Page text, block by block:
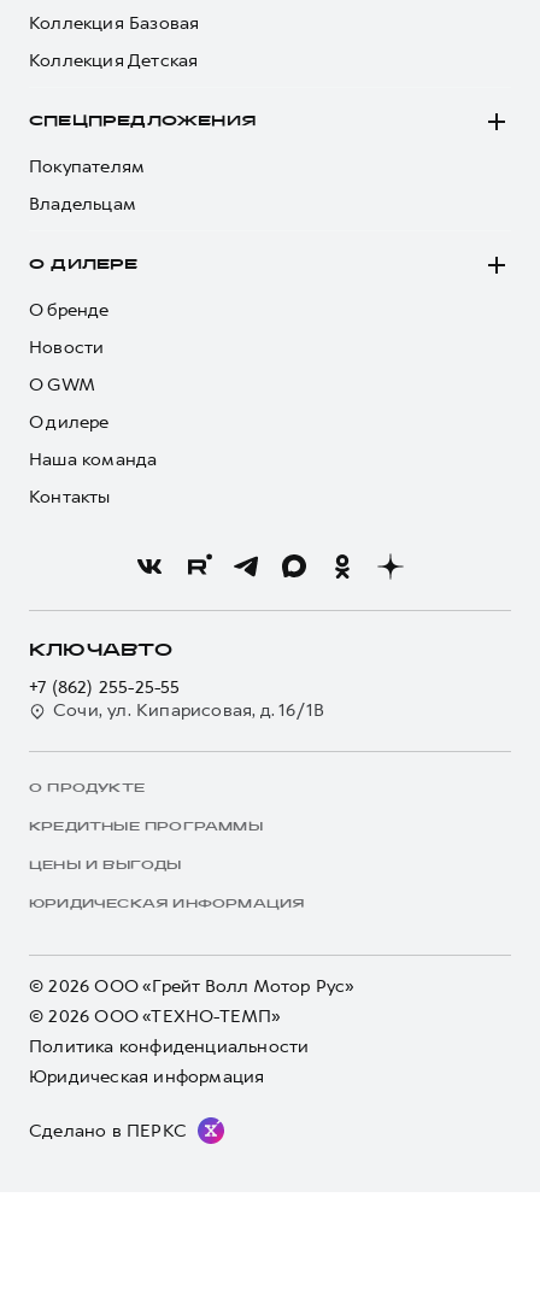
Коллекция Базовая
Коллекция Детская
СПЕЦПРЕДЛОЖЕНИЯ
Покупателям
Владельцам
О ДИЛЕРЕ
О бренде
Новости
О GWM
О дилере
Наша команда
Контакты
КЛЮЧАВТО
+7 (862) 255-25-55
Сочи, ул. Кипарисовая, д. 16/1В
О ПРОДУКТЕ
КРЕДИТНЫЕ ПРОГРАММЫ
ЦЕНЫ И ВЫГОДЫ
ЮРИДИЧЕСКАЯ ИНФОРМАЦИЯ
© 2026 ООО «Грейт Волл Мотор Рус»
© 2026 ООО «ТЕХНО-ТЕМП»
Политика конфиденциальности
Юридическая информация
Сделано в ПЕРКС